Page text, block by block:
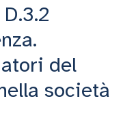
del
società